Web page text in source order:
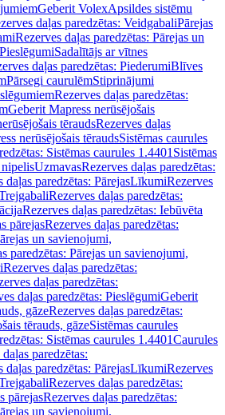
Geberit VolexApsildes sistēmu
daļas paredzētas: VeidgabaliPārejas
Rezerves daļas paredzētas: Pārejas un
PieslēgumiSadalītājs ar vītnes
daļas paredzētas: PiederumiBlīves
Pārsegi caurulēmStiprinājumi
Rezerves daļas paredzētas:
Geberit Mapress nerūsējošais
tēraudsRezerves daļas
nerūsējošais tēraudsSistēmas caurules
Sistēmas caurules 1.4401 Sistēmas
UzmavasRezerves daļas paredzētas:
daļas paredzētas: PārejasLīkumiRezerves
Rezerves daļas paredzētas:
Rezerves daļas paredzētas: Iebūvēta
pārejasRezerves daļas paredzētas:
un savienojumi,
paredzētas: Pārejas un savienojumi,
Rezerves daļas paredzētas:
daļas paredzētas:
daļas paredzētas: PieslēgumiGeberit
gāzeRezerves daļas paredzētas:
tērauds, gāzeSistēmas caurules
Sistēmas caurules 1.4401Caurules
paredzētas:
daļas paredzētas: PārejasLīkumiRezerves
Rezerves daļas paredzētas:
pārejasRezerves daļas paredzētas:
un savienojumi,